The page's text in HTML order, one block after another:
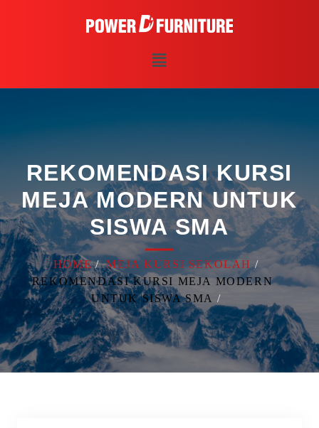
REKOMENDASI KURSI
MEJA MODERN UNTUK
SISWA SMA
HOME
MEJA KURSI SEKOLAH
REKOMENDASI KURSI MEJA MODERN
UNTUK SISWA SMA